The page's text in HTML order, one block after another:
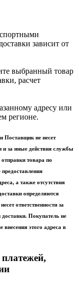
зависит от
выбранный товар
расчет
адресу или
регионе.
Поставщик не несет
и за иные действия службы
отправки товара по
а также отсутствия
определяются
ответственности за
доставки. Покупатель не
внесения этого адреса в